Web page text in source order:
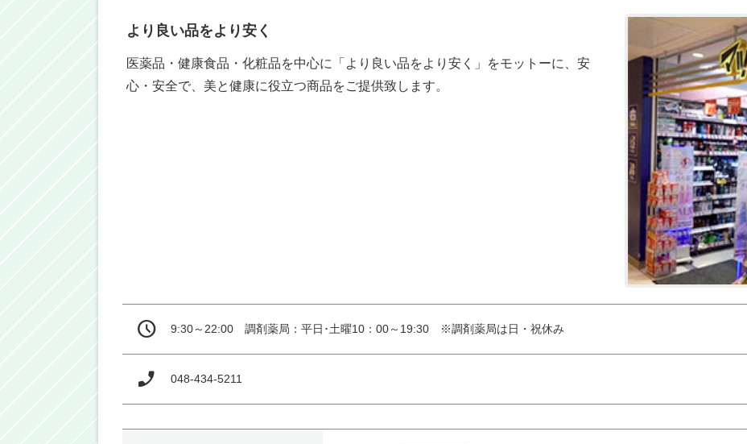
より良い品をより安く
医薬品・健康食品・化粧品を中心に「より良い品をより安く」をモットーに、安
心・安全で、美と健康に役立つ商品をご提供致します。
9:30～22:00　調剤薬局：平日･土曜10：00～19:30　※調剤薬局は日・祝休み
048-434-5211